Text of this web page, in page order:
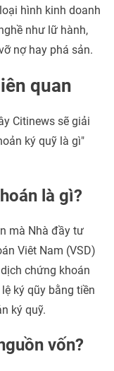
hình kinh doanh
như lữ hành,
nợ hay phá sản.
quan
Citinews sẽ giải
ký quỹ là gì"
là gì?
mà Nhà đầy tư
Viêt Nam (VSD)
chứng khoán
ký qũy bằng tiền
ký quỹ.
vốn?